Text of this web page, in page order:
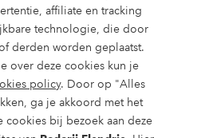
affiliate en tracking
technologie, die door
derden worden geplaatst.
over deze cookies kun je
policy. Door op "Alles
ga je akkoord met het
cookies bij bezoek aan deze